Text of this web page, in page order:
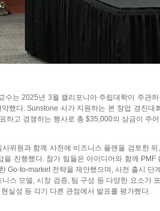
수는 2025년 3월 캘리포니아 주립대학이 주관
했다. Sunstone 사가 지원하는 본 창업 경진대
하고 경쟁하는 행사로 총 $35,000의 상금이 주
위원과 함께 사전에 비즈니스 플랜을 검토한
을 진행했다. 참가 팀들은 아이디어와 함께
Go-to-market 전략을 제안했으며, 사전 출시 단
스 모델, 시장 검증, 팀 구성 등 다양한 요소가
실성 등 각기 다른 관점에서 발표를 평가했다.